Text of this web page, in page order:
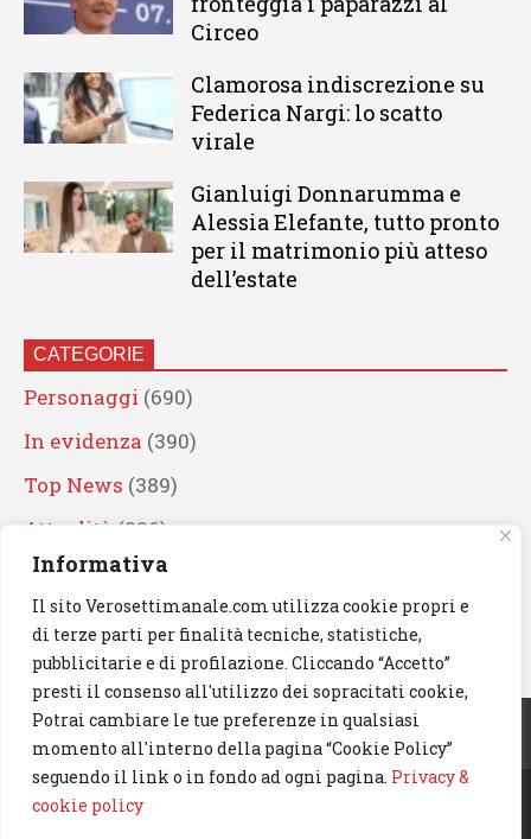
Informativa
Il sito Verosettimanale.com utilizza cookie propri e
di terze parti per finalità tecniche, statistiche,
pubblicitarie e di profilazione. Cliccando “Accetto”
presti il consenso all'utilizzo dei sopracitati cookie,
Potrai cambiare le tue preferenze in qualsiasi
momento all'interno della pagina “Cookie Policy”
seguendo il link o in fondo ad ogni pagina. Privacy &
cookie policy
Circeo
Clamorosa indiscrezione su
Federica Nargi: lo scatto
virale
Gianluigi Donnarumma e
Alessia Elefante, tutto pronto
per il matrimonio più atteso
dell’estate
CATEGORIE
Personaggi (690)
In evidenza (390)
Top News (389)
Attualità (336)
Eventi(330)
Artisti (241)
News(238)
Cerca
© 2023 Verosettimanale.com. All rights reserved.